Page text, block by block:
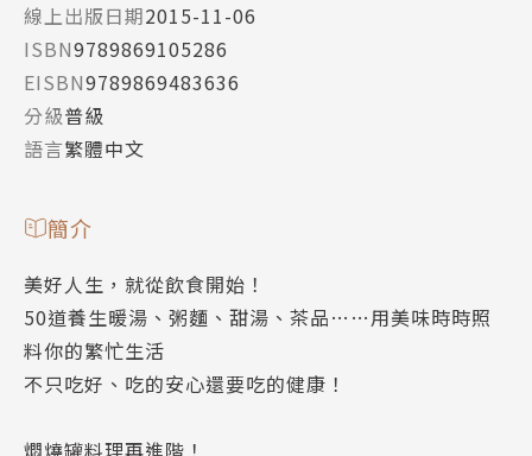
線上出版日期2015-11-06
ISBN9789869105286
EISBN9789869483636
分級普級
語言繁體中文
簡介
美好人生，就從飲食開始！
50道養生暖湯、粥麵、甜湯、茶品……用美味時時照
料你的繁忙生活
不只吃好、吃的安心還要吃的健康！